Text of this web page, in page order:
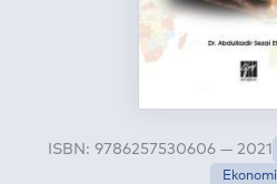
ISBN: 9786257530606 — 2021
Ekonomi